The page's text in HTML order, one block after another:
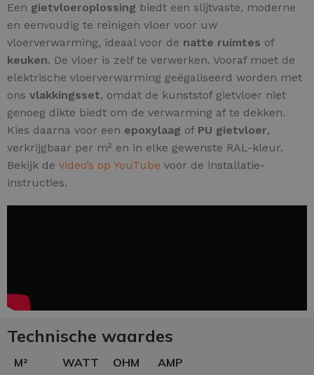
Een gietvloeroplossing biedt een slijtvaste, moderne
en eenvoudig te reinigen vloer voor uw
vloerverwarming, ideaal voor de natte ruimtes of
keuken. De vloer is zelf te verwerken. Vooraf moet de
elektrische vloerverwarming geëgaliseerd worden met
ons vlakkingsset, omdat de kunststof gietvloer niet
genoeg dikte biedt om de verwarming af te dekken.
Kies daarna voor een epoxylaag of PU gietvloer,
verkrijgbaar per m² en in elke gewenste RAL-kleur.
Bekijk de video’s op YouTube voor de installatie-
instructies.
Technische waardes
M² WATT OHM AMP